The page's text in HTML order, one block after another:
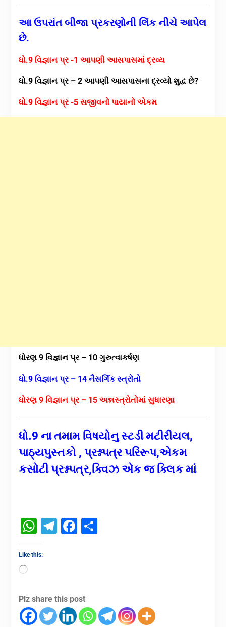
આ ઉપરાંત બીજા પ્રકરણોની લિંક નીચે આપેલ
છે.
ધો.9 વિજ્ઞાન પ્ર -1 આપણી આસપાસમાં દ્રવ્ય
ધો.9 વિજ્ઞાન પ્ર – 2 આપણી આસપાસના દ્રવ્યો શુદ્વ છે?
ધો.9 વિજ્ઞાન પ્ર -5 સજીવનો પાયાનો એકમ
ધોરણ 9 વિજ્ઞાન પ્ર – 10 ગુરુત્વાકર્ષણ
ધો.9 વિજ્ઞાન પ્ર – 14 નૈસર્ગિક સ્ત્રોતો
ધોરણ 9 વિજ્ઞાન પ્ર – 15 અન્નસ્ત્રોતોમાં સુધારણા
ધો.9 ના તમામ વિષયોનુ સ્ટડી મટીરીયલ,
પાઠ્યપુસ્તકો , પ્રશ્નપત્ર પરિરૂપ,એકમ
કસોટી પ્રશ્નપત્ર,ક્વિઝ એક જ ક્લિક માંં
WhatsApp
Telegram
Facebook
Share
Like this:
Plz share this post